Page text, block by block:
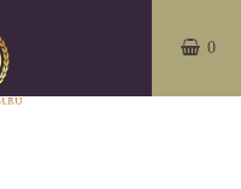
0